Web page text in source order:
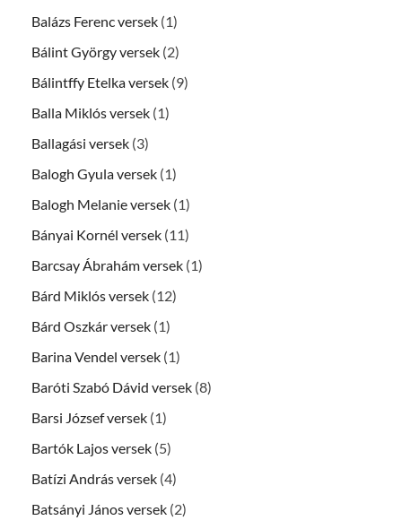
Balázs Ferenc versek (1)
Bálint György versek (2)
Bálintffy Etelka versek (9)
Balla Miklós versek (1)
Ballagási versek (3)
Balogh Gyula versek (1)
Balogh Melanie versek (1)
Bányai Kornél versek (11)
Barcsay Ábrahám versek (1)
Bárd Miklós versek (12)
Bárd Oszkár versek (1)
Barina Vendel versek (1)
Baróti Szabó Dávid versek (8)
Barsi József versek (1)
Bartók Lajos versek (5)
Batízi András versek (4)
Batsányi János versek (2)